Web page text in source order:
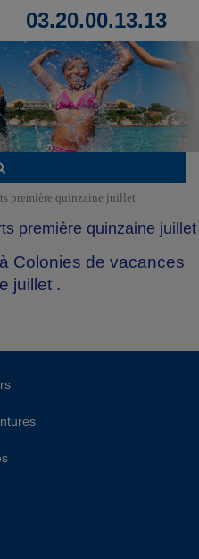
03.20.00.13.13
première quinzaine juillet
première quinzaine juillet
Colonies de vacances
juillet .